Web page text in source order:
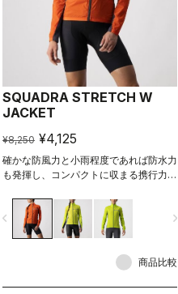
SQUADRA STRETCH W
JACKET
¥8,250 ¥4,125
確かな防風力と小雨程度であれば防水力
も発揮し、コンパクトに収まる携行力。
加わり、弱点は見当たらない。
navigate_next
商品比較